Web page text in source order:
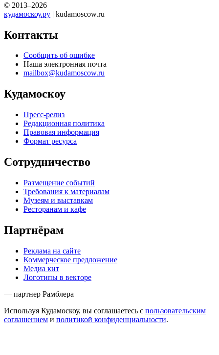
© 2013–2026
кудамоскоу.ру | kudamoscow.ru
Контакты
Сообщить об ошибке
Наша электронная почта
mailbox@kudamoscow.ru
Кудамоскоу
Пресс-релиз
Редакционная политика
Правовая информация
Формат ресурса
Сотрудничество
Размещение событий
Требования к материалам
Музеям и выставкам
Ресторанам и кафе
Партнёрам
Реклама на сайте
Коммерческое предложение
Медиа кит
Логотипы в векторе
— партнер Рамблера
Используя Кудамоскоу, вы соглашаетесь с пользовательским
соглашением и политикой конфиденциальности.